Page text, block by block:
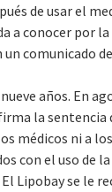
de usar el
a conocer por
un comunicado
años. En
la
médicos ni a
con el uso de
Lipobay se le